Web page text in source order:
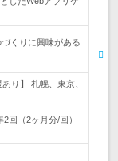
くりに興味がある
り】 札幌、東京、
回（2ヶ月分/回）